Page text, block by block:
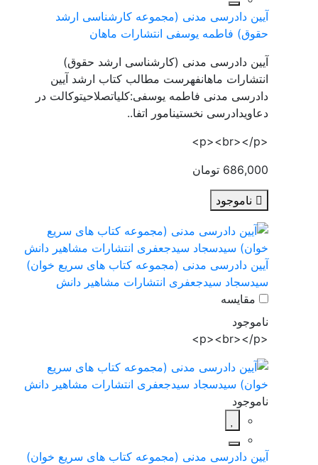
آیین دادرسی مدنی (مجموعه کارشناسی ارشد
حقوق) فاطمه یوسفی انتشارات ماهان
آیین دادرسی مدنی (کارشناسی ارشد حقوق)
انتشارات ماهانفهرست مطالب کتاب ارشد آیین
دادرسی مدنی فاطمه یوسفی:کلیاتصلاحیتوکالت در
دعاویدادرسی نخستینامور اتفا..
686,000 تومان
ناموجود
آیین دادرسی مدنی (مجموعه کتاب های سریع خوان)
سیدسجاد سیدجعفری انتشارات مشاهیر دانش
مقایسه
ناموجود
ناموجود
آیین دادرسی مدنی (مجموعه کتاب های سریع خوان)